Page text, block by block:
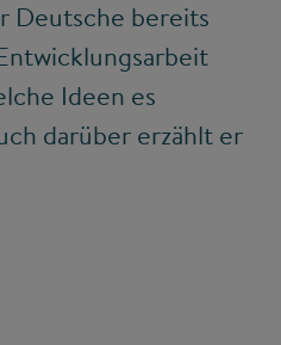
Deutsche bereits
Ideen es
darüber erzählt er